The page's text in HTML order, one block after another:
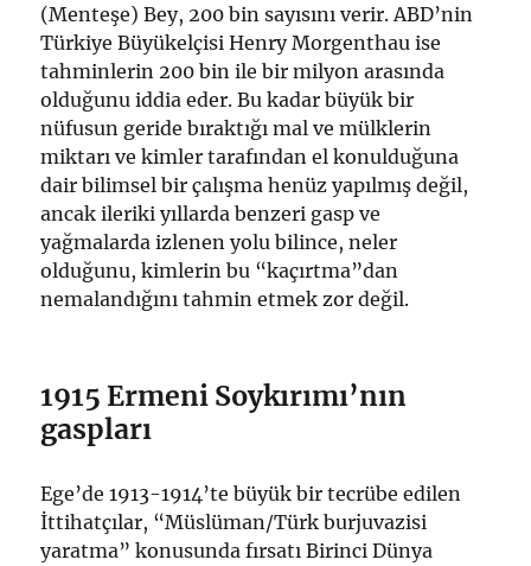
(Menteşe) Bey, 200 bin sayısını verir. ABD’nin
Türkiye Büyükelçisi Henry Morgenthau ise
tahminlerin 200 bin ile bir milyon arasında
olduğunu iddia eder. Bu kadar büyük bir
nüfusun geride bıraktığı mal ve mülklerin
miktarı ve kimler tarafından el konulduğuna
dair bilimsel bir çalışma henüz yapılmış değil,
ancak ileriki yıllarda benzeri gasp ve
yağmalarda izlenen yolu bilince, neler
olduğunu, kimlerin bu “kaçırtma”dan
nemalandığını tahmin etmek zor değil.
1915 Ermeni Soykırımı’nın
gaspları
Ege’de 1913-1914’te büyük bir tecrübe edilen
İttihatçılar, “Müslüman/Türk burjuvazisi
yaratma” konusunda fırsatı Birinci Dünya